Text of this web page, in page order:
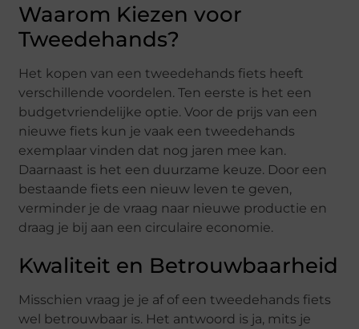
Waarom Kiezen voor
Tweedehands?
Het kopen van een tweedehands fiets heeft
verschillende voordelen. Ten eerste is het een
budgetvriendelijke optie. Voor de prijs van een
nieuwe fiets kun je vaak een tweedehands
exemplaar vinden dat nog jaren mee kan.
Daarnaast is het een duurzame keuze. Door een
bestaande fiets een nieuw leven te geven,
verminder je de vraag naar nieuwe productie en
draag je bij aan een circulaire economie.
Kwaliteit en Betrouwbaarheid
Misschien vraag je je af of een tweedehands fiets
wel betrouwbaar is. Het antwoord is ja, mits je